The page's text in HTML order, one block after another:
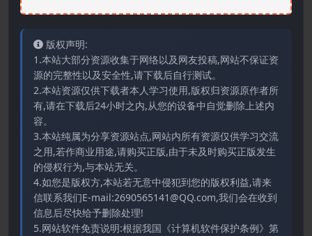
版权声明:
1.本站大部分资源收集于网络以及网友投稿,网站不保证资
源的完整性以及安全性,请下载后自行测试。
2.本站资源仅供下载者本人学习使用,版权归资源原作者所
有,请在下载后24小时之内,从您的设备中自觉删除上述内
容。
3.本站纯属为分享资源站点,网站内所有资源仅供学习交流
之用,若作商业用途,请购买正版,由于未及时购买正版发生
的侵权行为,与本站无关。
4.如您是版权方,本站若无意中侵犯到您的版权利益,请来
信联系我们E-mail:2690565141@QQ.com,我们会在收到
信息后尽快给予删除处理!
5.网站软件免责说明:根据我国《计算机软件保护条例》第